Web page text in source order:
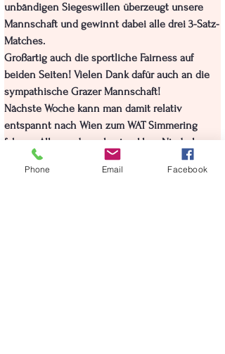
unbändigen Siegeswillen überzeugt unsere
Mannschaft und gewinnt dabei alle drei 3-Satz-
Matches.
Großartig auch die sportliche Fairness auf
beiden Seiten! Vielen Dank dafür auch an die
sympathische Grazer Mannschaft!
Nächste Woche kann man damit relativ
entspannt nach Wien zum WAT Simmering
fahren. Alles andere als eine klare Niederlage
in der Bundeshauptstadt würde zum Verbleib
in der höchsten Spielklasse reichen -  und das
Phone Email Facebook